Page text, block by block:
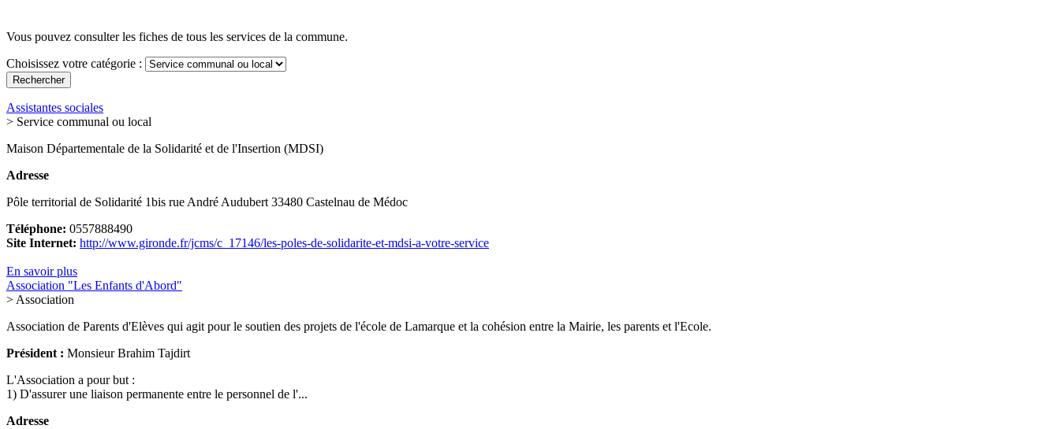
Vous pouvez consulter les fiches de tous les services de la commune.
Choisissez votre catégorie :
Assistantes sociales
> Service communal ou local
Maison Départementale de la Solidarité et de l'Insertion (MDSI)
Adresse
Pôle territorial de Solidarité 1bis rue André Audubert 33480 Castelnau de Médoc
Téléphone: 0557888490
Site Internet: http://www.gironde.fr/jcms/c_17146/les-poles-de-solidarite-et-mdsi-a-votre-service
En savoir plus
Association "Les Enfants d'Abord"
> Association
Association de Parents d'Elèves qui agit pour le soutien des projets de l'école de Lamarque et la cohésion entre la Mairie, les parents et l'Ecole.
Président : Monsieur Brahim Tajdirt
L'Association a pour but :
1) D'assurer une liaison permanente entre le personnel de l'...
Adresse